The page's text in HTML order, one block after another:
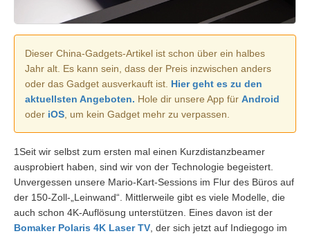
Dieser China-Gadgets-Artikel ist schon über ein halbes
Jahr alt. Es kann sein, dass der Preis inzwischen anders
oder das Gadget ausverkauft ist. Hier geht es zu den
aktuellsten Angeboten. Hole dir unsere App für Android
oder iOS , um kein Gadget mehr zu verpassen.
1Seit wir selbst zum ersten mal einen Kurzdistanzbeamer
ausprobiert haben, sind wir von der Technologie begeistert.
Unvergessen unsere Mario-Kart-Sessions im Flur des Büros auf
der 150-Zoll-„Leinwand“. Mittlerweile gibt es viele Modelle, die
auch schon 4K-Auflösung unterstützen. Eines davon ist der
Bomaker Polaris 4K Laser TV , der sich jetzt auf Indiegogo im